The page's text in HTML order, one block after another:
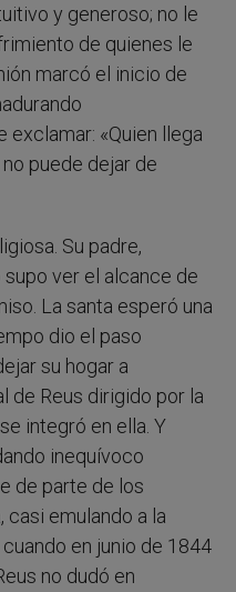
y generoso; no le
de quienes le
marcó el inicio de
«Quien llega
puede dejar de
Su padre,
ver el alcance de
La santa esperó una
dio el paso
su hogar a
de Reus dirigido por la
integró en ella. Y
inequívoco
de parte de los
casi emulando a la
en junio de 1844
no dudó en